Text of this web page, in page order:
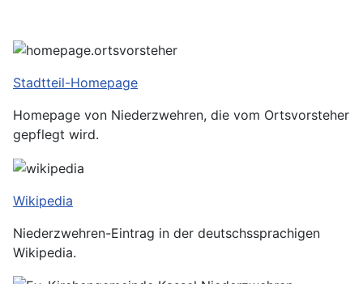
Stadtteil-Homepage
Homepage von Niederzwehren, die vom Ortsvorsteher
gepflegt wird.
Wikipedia
Niederzwehren-Eintrag in der deutschssprachigen
Wikipedia.